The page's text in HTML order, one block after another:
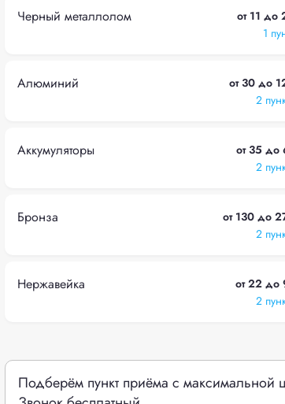
Черный металлолом
от 11 до
1
Алюминий
от 30 до
2
Аккумуляторы
от 35 до
2
Бронза
от 130 до
2
Нержавейка
от 22 до
2
Подберём пункт приёма с максимальной